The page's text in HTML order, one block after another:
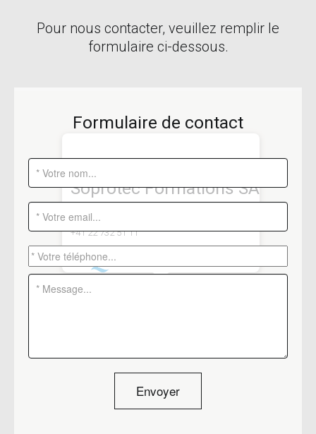
Pour nous contacter, veuillez remplir le
formulaire ci-dessous.
Soprotec Formations SA
Rue du Léopard 5
+41 22 732 51 11
Formulaire de contact
Envoyer